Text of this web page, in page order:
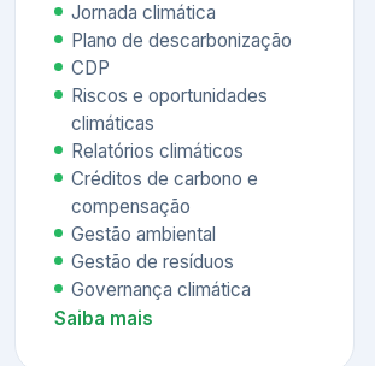
Jornada climática
Plano de descarbonização
CDP
Riscos e oportunidades
climáticas
Relatórios climáticos
Créditos de carbono e
compensação
Gestão ambiental
Gestão de resíduos
Governança climática
Saiba mais